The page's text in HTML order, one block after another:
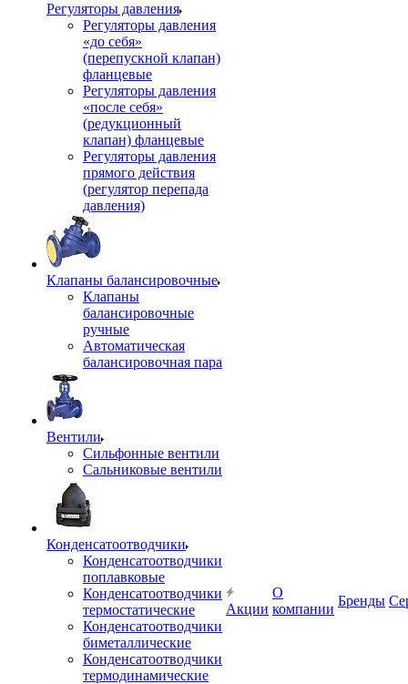
Регуляторы давления
Регуляторы давления
«до себя»
(перепускной клапан)
фланцевые
Регуляторы давления
«после себя»
(редукционный
клапан) фланцевые
Регуляторы давления
прямого действия
(регулятор перепада
давления)
Клапаны балансировочные
Клапаны
балансировочные
ручные
Автоматическая
балансировочная пара
Вентили
Сильфонные вентили
Сальниковые вентили
Конденсатоотводчики
Конденсатоотводчики
поплавковые
Конденсатоотводчики
термостатические
Конденсатоотводчики
биметаллические
Конденсатоотводчики
термодинамические
Акции
О
компании
Бренды